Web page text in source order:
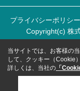
プライバシーポリシー
Copyright(c) 株
当サイトでは、お客様の
して、クッキー（Cookie
詳しくは、当社の 「